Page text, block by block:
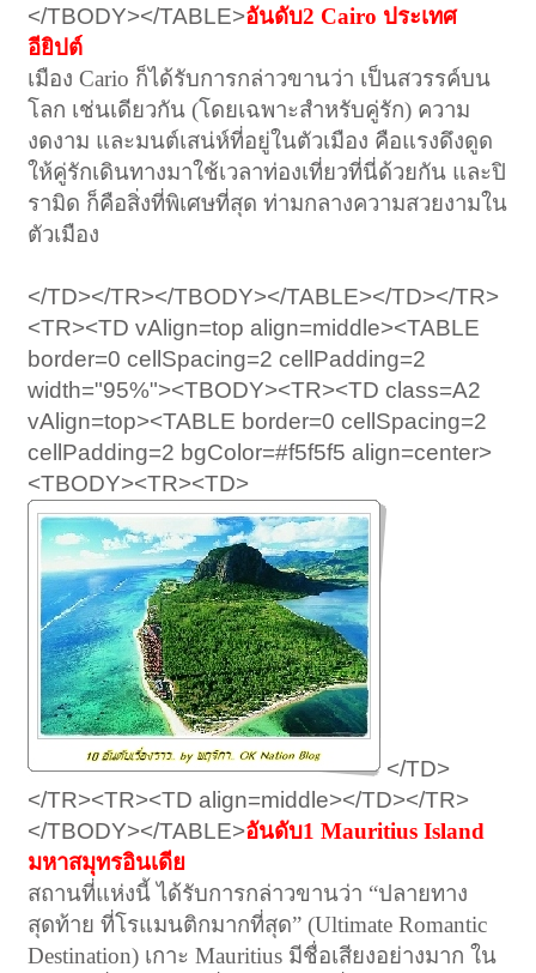
</TBODY></TABLE>อันดับ2 Cairo ประเทศ
อียิปต์
เมือง Cario ก็ได้รับการกล่าวขานว่า เป็นสวรรค์บน
โลก เช่นเดียวกัน (โดยเฉพาะสำหรับคู่รัก) ความ
งดงาม และมนต์เสน่ห์ที่อยู่ในตัวเมือง คือแรงดึงดูด
ให้คู่รักเดินทางมาใช้เวลาท่องเที่ยวที่นี่ด้วยกัน และปิ
รามิด ก็คือสิ่งที่พิเศษที่สุด ท่ามกลางความสวยงามใน
ตัวเมือง
</TD></TR></TBODY></TABLE></TD></TR>
<TR><TD vAlign=top align=middle><TABLE
border=0 cellSpacing=2 cellPadding=2
width="95%"><TBODY><TR><TD class=A2
vAlign=top><TABLE border=0 cellSpacing=2
cellPadding=2 bgColor=#f5f5f5 align=center>
<TBODY><TR><TD>
</TD>
</TR><TR><TD align=middle></TD></TR>
</TBODY></TABLE>อันดับ1 Mauritius Island
มหาสมุทรอินเดีย
สถานที่แห่งนี้ ได้รับการกล่าวขานว่า “ปลายทาง
สุดท้าย ที่โรแมนติกมากที่สุด” (Ultimate Romantic
Destination) เกาะ Mauritius มีชื่อเสียงอย่างมาก ใน